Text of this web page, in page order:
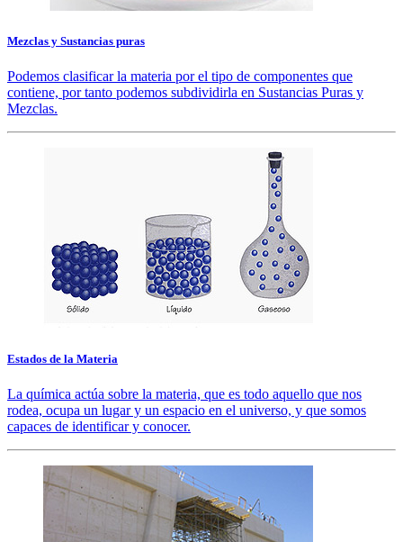
Mezclas y Sustancias puras
Podemos clasificar la materia por el tipo de componentes que
contiene, por tanto podemos subdividirla en Sustancias Puras y
Mezclas.
Estados de la Materia
La química actúa sobre la materia, que es todo aquello que nos
rodea, ocupa un lugar y un espacio en el universo, y que somos
capaces de identificar y conocer.